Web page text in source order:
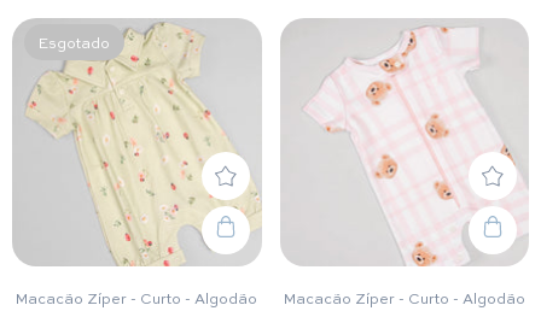
Esgotado
Macacão Zíper - Curto - Algodão
Macacão Zíper - Curto - Algodão